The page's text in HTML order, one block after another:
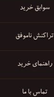
سوابق خرید
تراکنش ناموفق
راهنمای خرید
تماس با ما